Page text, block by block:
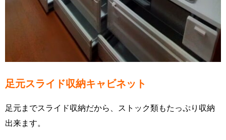
足元スライド収納キャビネット
足元までスライド収納だから、ストック類もたっぷり収納
出来ます。